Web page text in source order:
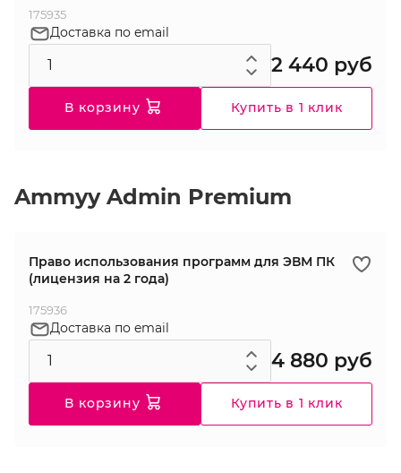
175935
Доставка по email
2 440 руб
В корзину Купить в 1 клик
Ammyy Admin Premium
Право использования программ для ЭВМ ПК
(лицензия на 2 года)
175936
Доставка по email
4 880 руб
В корзину Купить в 1 клик